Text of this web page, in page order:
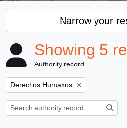
Narrow your
Showing 5
Authority record
Remove filter:
Derechos Humanos